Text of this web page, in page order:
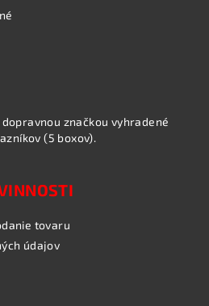
značkou vyhradené
(5 boxov).
tovaru
údajov